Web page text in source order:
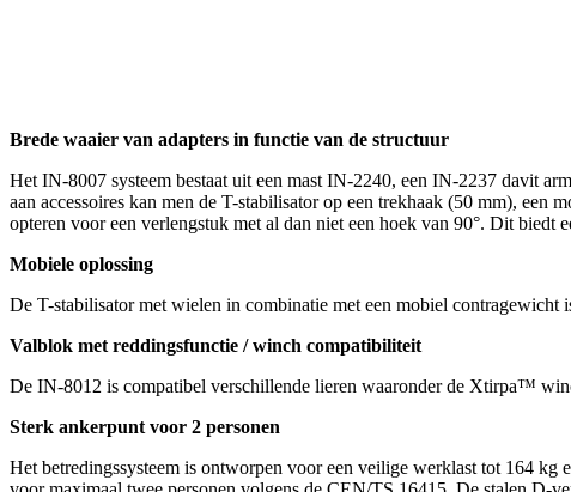
Brede waaier van adapters in functie van de structuur
Het IN-8007 systeem bestaat uit een mast IN-2240, een IN-2237 davit
aan accessoires kan men de T-stabilisator op een trekhaak (50 mm),
opteren voor een verlengstuk met al dan niet een hoek van 90°. Dit
Mobiele oplossing
De T-stabilisator met wielen in combinatie met een mobiel contragewicht
Valblok met reddingsfunctie / winch compatibiliteit
De IN-8012 is compatibel verschillende lieren waaronder de Xtirpa™
Sterk ankerpunt voor 2 personen
Het betredingssysteem is ontworpen voor een veilige werklast tot 164